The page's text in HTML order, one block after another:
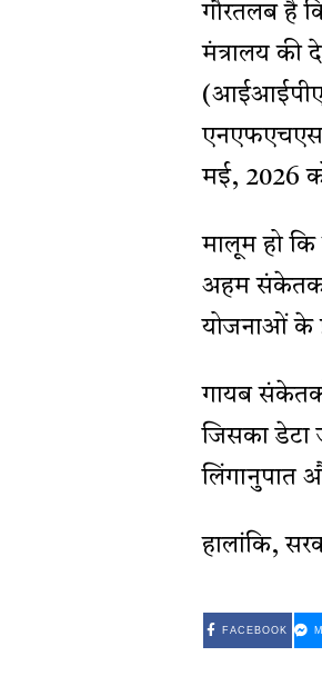
गौरतलब है
मंत्रालय की
मई, 2026
मालूम हो
अहम संकेतक
योजनाओं के
गायब
जिसका डेटा
लिंगानुपात
हालांकि,
FACEBOOK